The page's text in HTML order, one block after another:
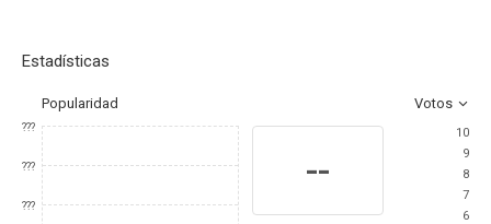
Estadísticas
Popularidad Votos
???
???
???
--
10
9
8
7
6